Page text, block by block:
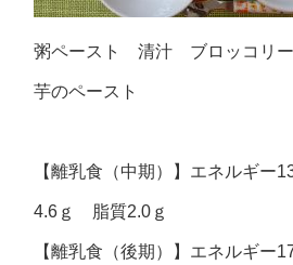
粥ペースト 清汁 ブロッコリ
芋のペースト
【離乳食（中期）】エネルギ
4.6ｇ 脂質2.0ｇ
【離乳食（後期）】エネルギ